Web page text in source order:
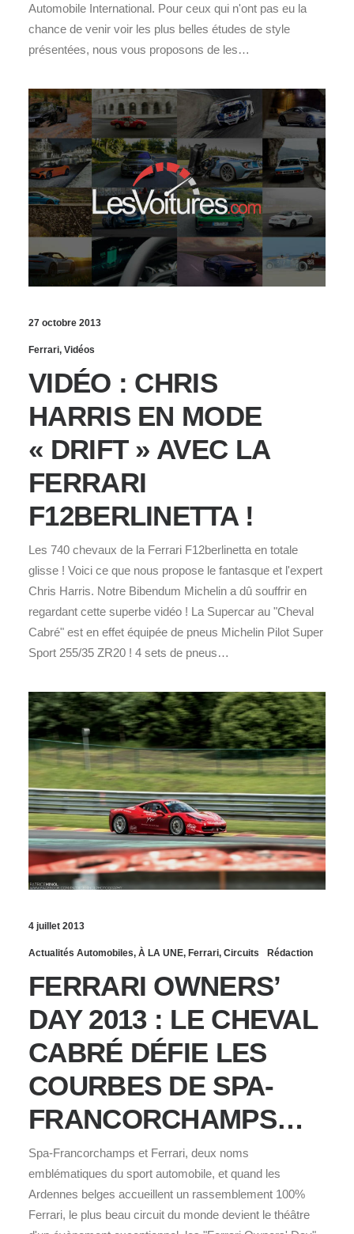
Automobile International. Pour ceux qui n'ont pas eu la
chance de venir voir les plus belles études de style
présentées, nous vous proposons de les…
27 octobre 2013
Ferrari, Vidéos
VIDÉO : CHRIS
HARRIS EN MODE
« DRIFT » AVEC LA
FERRARI
F12BERLINETTA !
Les 740 chevaux de la Ferrari F12berlinetta en totale
glisse ! Voici ce que nous propose le fantasque et l'expert
Chris Harris. Notre Bibendum Michelin a dû souffrir en
regardant cette superbe vidéo ! La Supercar au "Cheval
Cabré" est en effet équipée de pneus Michelin Pilot Super
Sport 255/35 ZR20 ! 4 sets de pneus…
4 juillet 2013
Actualités Automobiles, À LA UNE, Ferrari, Circuits Rédaction
FERRARI OWNERS’
DAY 2013 : LE CHEVAL
CABRÉ DÉFIE LES
COURBES DE SPA-
FRANCORCHAMPS…
Spa-Francorchamps et Ferrari, deux noms
emblématiques du sport automobile, et quand les
Ardennes belges accueillent un rassemblement 100%
Ferrari, le plus beau circuit du monde devient le théâtre